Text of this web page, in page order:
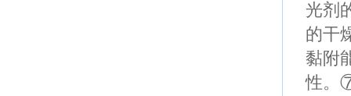
光剂
的干
黏附
性。